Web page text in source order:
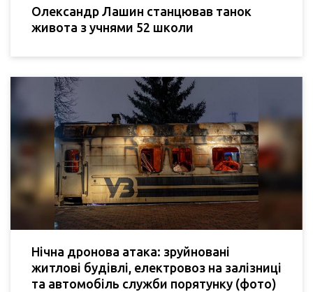
Олександр Лашин станцював танок
живота з учнями 52 школи
Нічна дронова атака: зруйновані
житлові будівлі, електровоз на залізниці
та автомобіль служби порятунку (фото)